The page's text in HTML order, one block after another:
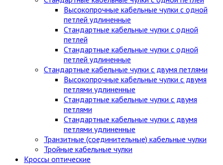
Высокопрочные кабельные чулки с одной
петлей удлиненные
Стандартные кабельные чулки с одной
петлей
Стандартные кабельные чулки с одной
петлей удлиненные
Стандартные кабельные чулки с двумя петлями
Высокопрочные кабельные чулки с двумя
петлями удлиненные
Стандартные кабельные чулки с двумя
петлями
Стандартные кабельные чулки с двумя
петлями удлиненные
Транзитные (соединительные) кабельные чулки
Тройные кабельные чулки
Кроссы оптические